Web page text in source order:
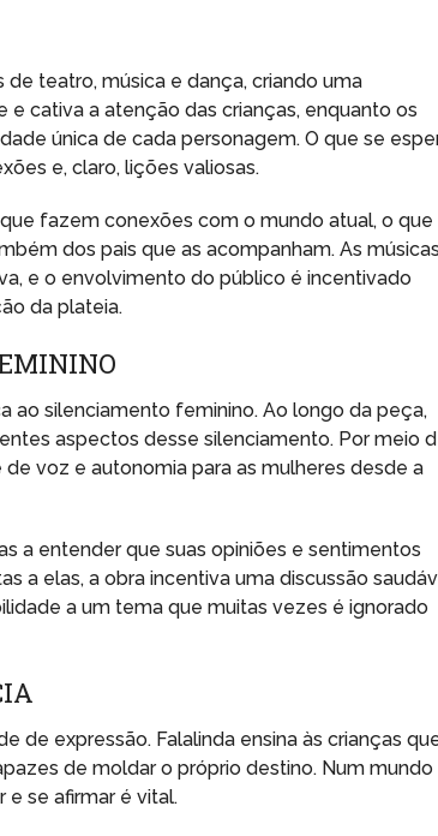
de teatro, música e dança, criando uma
e cativa a atenção das crianças, enquanto os
única de cada personagem. O que se
e, claro, lições valiosas.
fazem conexões com o mundo atual, o que
dos pais que as acompanham. As
e o envolvimento do público é incentivado
da plateia.
ao silenciamento feminino. Ao longo da peça,
aspectos desse silenciamento. Por meio
voz e autonomia para as mulheres desde a
a entender que suas opiniões e sentimentos
a elas, a obra incentiva uma discussão
a um tema que muitas vezes é ignorado
de expressão. Falalinda ensina às crianças
de moldar o próprio destino. Num mundo
se afirmar é vital.